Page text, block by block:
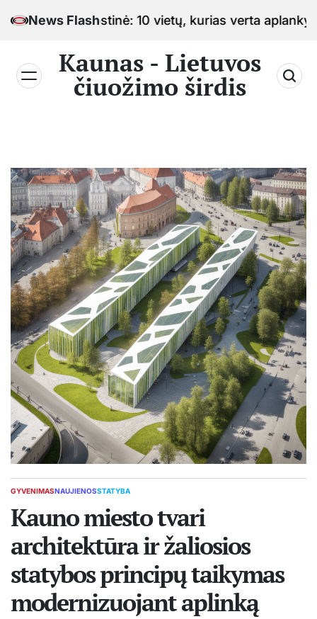
News Flash
sostinė: 10 vietų, kurias verta aplankyti
Kaunas - Lietuvos
čiuožimo širdis
POSTED
GYVENIMASNAUJIENOSSTATYBA
Kauno miesto tvari
architektūra ir žaliosios
statybos principų taikymas
modernizuojant aplinką